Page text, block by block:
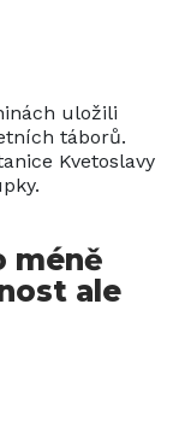
uložili
táborů.
Kvetoslavy
méně
ale